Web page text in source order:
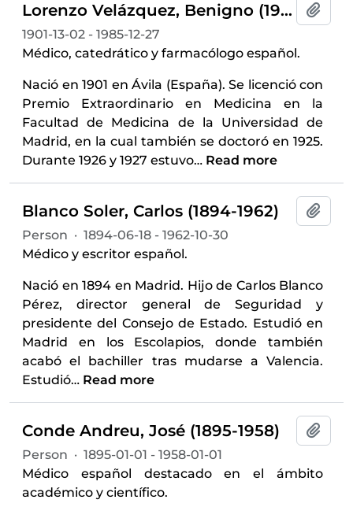
Lorenzo Velázquez, Benigno (1901-1985)
1901-13-02 - 1985-12-27
Médico, catedrático y farmacólogo español.
Nació en 1901 en Ávila (España). Se licenció con
Premio Extraordinario en Medicina en la
Facultad de Medicina de la Universidad de
Madrid, en la cual también se doctoró en 1925.
Durante 1926 y 1927 estuvo… Read more
Blanco Soler, Carlos (1894-1962)
Person · 1894-06-18 - 1962-10-30
Médico y escritor español.
Nació en 1894 en Madrid. Hijo de Carlos Blanco
Pérez, director general de Seguridad y
presidente del Consejo de Estado. Estudió en
Madrid en los Escolapios, donde también
acabó el bachiller tras mudarse a Valencia.
Estudió… Read more
Conde Andreu, José (1895-1958)
Person · 1895-01-01 - 1958-01-01
Médico español destacado en el ámbito
académico y científico.